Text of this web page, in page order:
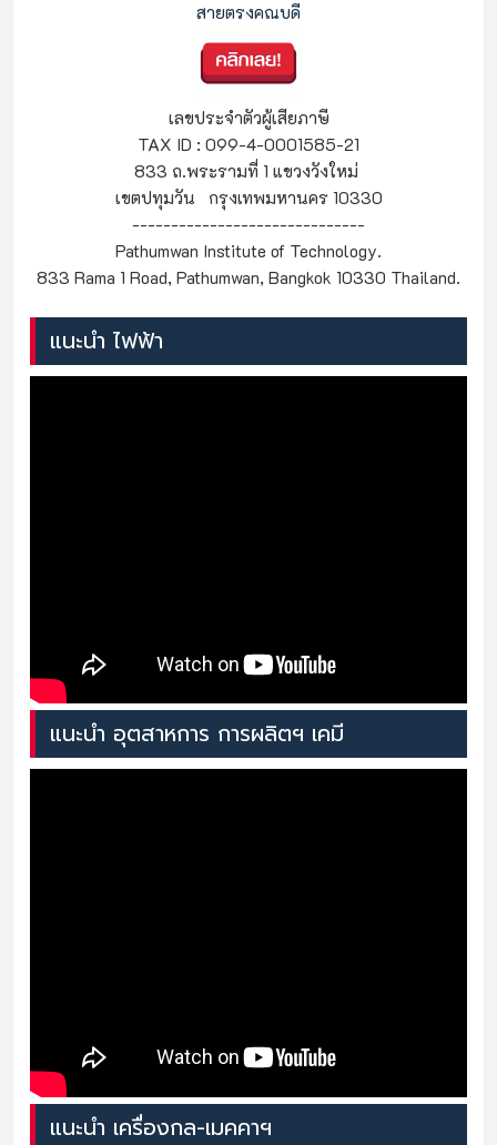
สายตรงคณบดี
เลขประจำตัวผู้เสียภาษี
TAX ID : 099-4-0001585-21
833 ถ.พระรามที่ 1 แขวงวังใหม่
เขตปทุมวัน กรุงเทพมหานคร 10330
------------------------------
Pathumwan Institute of Technology.
833 Rama 1 Road, Pathumwan, Bangkok 10330 Thailand.
แนะนำ ไฟฟ้า
แนะนำ อุตสาหการ การผลิตฯ เคมี
แนะนำ เครื่องกล-เมคคาฯ